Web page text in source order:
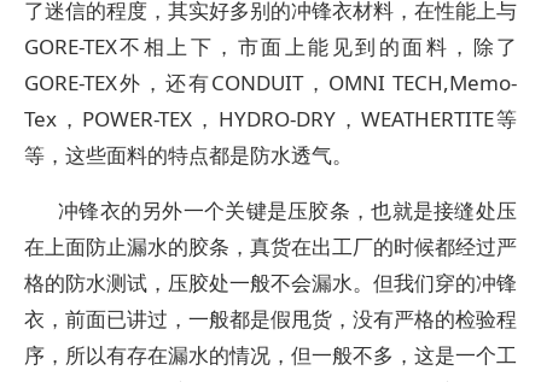
了迷信的程度，其实好多别的冲锋衣材料，在性能上与
GORE-TEX不相上下，市面上能见到的面料，除了
GORE-TEX外，还有CONDUIT，OMNI TECH,Memo-
Tex，POWER-TEX，HYDRO-DRY，WEATHERTITE等
等，这些面料的特点都是防水透气。
冲锋衣的另外一个关键是压胶条，也就是接缝处压
在上面防止漏水的胶条，真货在出工厂的时候都经过严
格的防水测试，压胶处一般不会漏水。但我们穿的冲锋
衣，前面已讲过，一般都是假甩货，没有严格的检验程
序，所以有存在漏水的情况，但一般不多，这是一个工